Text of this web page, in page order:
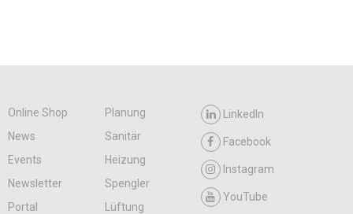
Online Shop
Planung
News
Sanitär
Events
Heizung
Newsletter
Spengler
Portal
Lüftung
LinkedIn
Facebook
Instagram
YouTube